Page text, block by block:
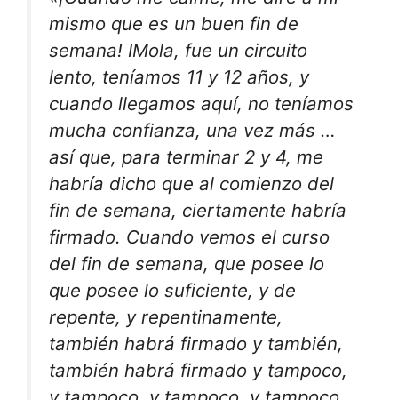
mismo que es un buen fin de
semana! IMola, fue un circuito
lento, teníamos 11 y 12 años, y
cuando llegamos aquí, no teníamos
mucha confianza, una vez más …
así que, para terminar 2 y 4, me
habría dicho que al comienzo del
fin de semana, ciertamente habría
firmado. Cuando vemos el curso
del fin de semana, que posee lo
que posee lo suficiente, y de
repente, y repentinamente,
también habrá firmado y también,
también habrá firmado y tampoco,